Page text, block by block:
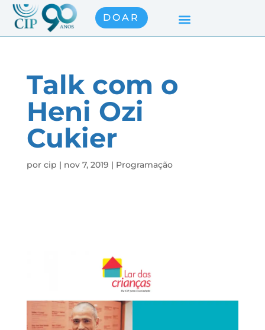
DOAR
Talk com o
Heni Ozi
Cukier
por cip | nov 7, 2019 | Programação